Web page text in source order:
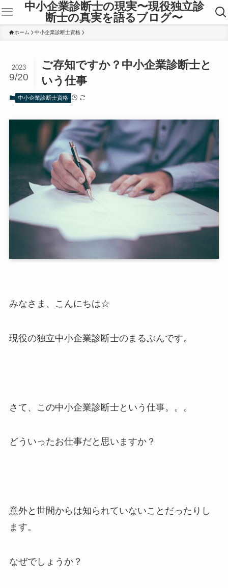
中小企業診断士の現実〜現役独立診
断士の真実を語るブログ〜
ホーム 中小企業診断士資格
ご存知ですか？中小企業診断士と
いう仕事
2023
9/20
中小企業診断士資格
みなさま、こんにちは☆
現役の独立中小企業診断士のまるぶんです。
さて、この中小企業診断士という仕事。。。
どういったお仕事だと思いますか？
意外と世間からは知られていないことだったりし
ます。
なぜでしょうか？